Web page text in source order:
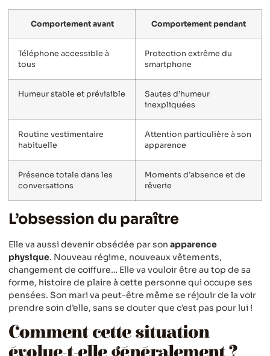
Comportement avant Comportement pendant
Téléphone accessible à
tous
Protection extrême du
smartphone
Humeur stable et prévisible
Sautes d’humeur
inexpliquées
Routine vestimentaire
habituelle
Attention particulière à son
apparence
Présence totale dans les
conversations
Moments d’absence et de
rêverie
L’obsession du paraître
Elle va aussi devenir obsédée par son apparence
physique. Nouveau régime, nouveaux vêtements,
changement de coiffure… Elle va vouloir être au top de sa
forme, histoire de plaire à cette personne qui occupe ses
pensées. Son mari va peut-être même se réjouir de la voir
prendre soin d’elle, sans se douter que c’est pas pour lui !
Comment cette situation